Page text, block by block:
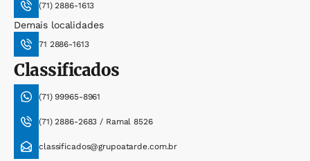
(71) 2886-1613
Demais localidades
71 2886-1613
Classificados
(71) 99965-8961
(71) 2886-2683 / Ramal 8526
classificados@grupoatarde.com.br